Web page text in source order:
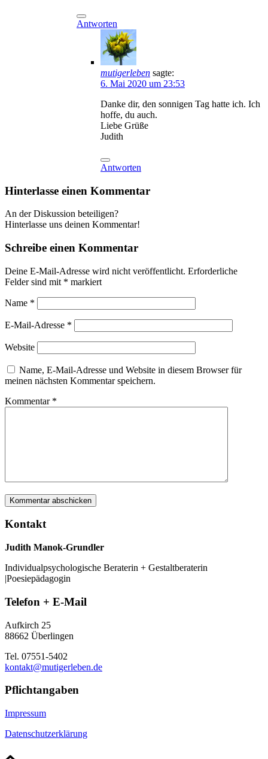
Antworten
mutigerleben sagte:
6. Mai 2020 um 23:53
Danke dir, den sonnigen Tag hatte ich. Ich
hoffe, du auch.
Liebe Grüße
Judith
Antworten
Hinterlasse einen Kommentar
An der Diskussion beteiligen?
Hinterlasse uns deinen Kommentar!
Schreibe einen Kommentar
Deine E-Mail-Adresse wird nicht veröffentlicht. Erforderliche
Felder sind mit * markiert
Name *
E-Mail-Adresse *
Website
Name, E-Mail-Adresse und Website in diesem Browser für
meinen nächsten Kommentar speichern.
Kommentar *
Kontakt
Judith Manok-Grundler
Individualpsychologische Beraterin + Gestaltberaterin
|Poesiepädagogin
Telefon + E-Mail
Aufkirch 25
88662 Überlingen
Tel. 07551-5402
kontakt@mutigerleben.de
Pflichtangaben
Impressum
Datenschutzerklärung